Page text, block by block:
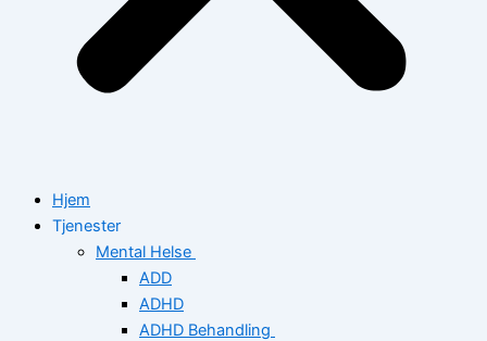
Hjem
Tjenester
Mental Helse
ADD
ADHD
ADHD Behandling